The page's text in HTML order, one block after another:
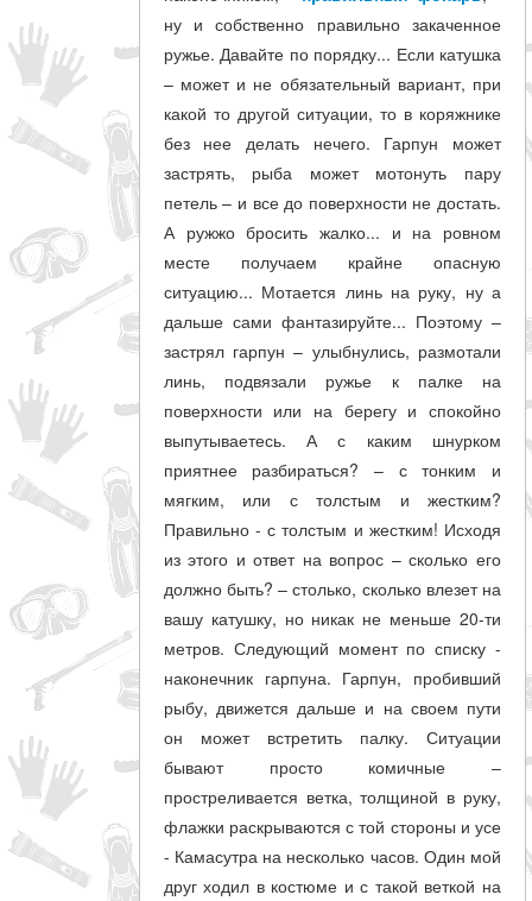
ну и собственно правильно закаченное
ружье. Давайте по порядку... Если катушка
– может и не обязательный вариант, при
какой то другой ситуации, то в коряжнике
без нее делать нечего. Гарпун может
застрять, рыба может мотонуть пару
петель – и все до поверхности не достать.
А ружжо бросить жалко... и на ровном
месте получаем крайне опасную
ситуацию... Мотается линь на руку, ну а
дальше сами фантазируйте... Поэтому –
застрял гарпун – улыбнулись, размотали
линь, подвязали ружье к палке на
поверхности или на берегу и спокойно
выпутываетесь. А с каким шнурком
приятнее разбираться? – с тонким и
мягким, или с толстым и жестким?
Правильно - с толстым и жестким! Исходя
из этого и ответ на вопрос – сколько его
должно быть? – столько, сколько влезет на
вашу катушку, но никак не меньше 20-ти
метров. Следующий момент по списку -
наконечник гарпуна. Гарпун, пробивший
рыбу, движется дальше и на своем пути
он может встретить палку. Ситуации
бывают просто комичные –
простреливается ветка, толщиной в руку,
флажки раскрываются с той стороны и усе
- Камасутра на несколько часов. Один мой
друг ходил в костюме и с такой веткой на